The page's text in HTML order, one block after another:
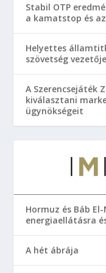
Stabil OTP
a kamatstop és
Helyettes
szövetség
A Szerencsejáték
kiválasztani
ügynökségeit
Hormuz és Báb
energiaellátásra
A hét ábrája